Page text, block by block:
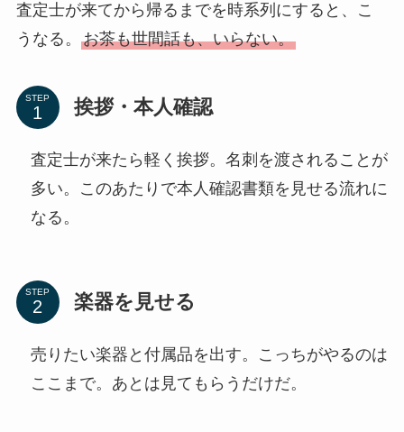
査定士が来てから帰るまでを時系列にすると、こ
うなる。 お茶も世間話も、いらない。
STEP 挨拶・本人確認
査定士が来たら軽く挨拶。名刺を渡されることが
多い。このあたりで本人確認書類を見せる流れに
なる。
STEP 楽器を見せる
売りたい楽器と付属品を出す。こっちがやるのは
ここまで。あとは見てもらうだけだ。